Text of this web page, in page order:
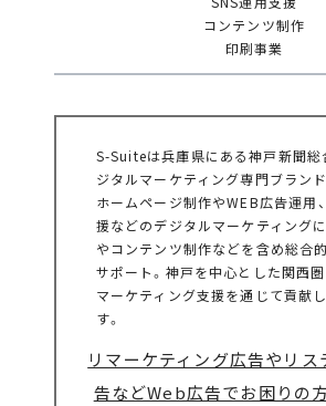
コンテンツ制作
印刷事業
S-Suiteは兵庫県にある神戸新聞総
ジタルマーケティング専門ブランド
ホームページ制作やWEB広告運用
援などのデジタルマーケティングに
やコンテンツ制作などを含め総合
サポート。神戸を中心とした関西
マーケティング支援を通じて貢献
す。
リマーケティング広告やリス
告などWeb広告でお困りの